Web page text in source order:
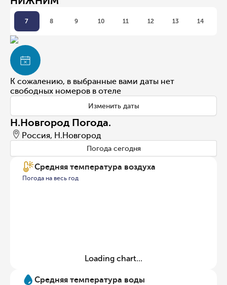
7 8 9 10 11 12 13 14
К сожалению, в выбранные вами даты нет
свободных номеров в отеле
Изменить даты
Н.Новгород Погода.
Россия, Н.Новгород
Погода сегодня
Средняя температура воздуха
Погода на весь год
Loading chart...
Средняя температура воды